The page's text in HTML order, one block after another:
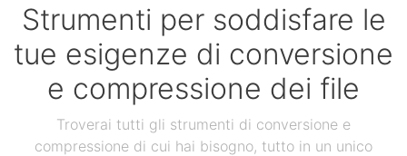
Strumenti per soddisfare le
tue esigenze di conversione
e compressione dei file
Troverai tutti gli strumenti di conversione e
compressione di cui hai bisogno, tutto in un unico